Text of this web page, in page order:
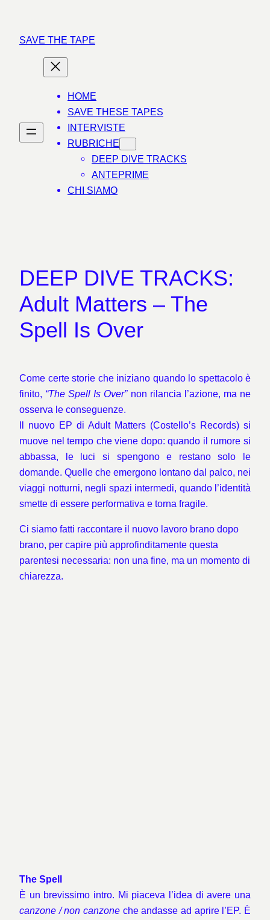
contenuto
SAVE THE TAPE
HOME
SAVE THESE TAPES
INTERVISTE
RUBRICHE
DEEP DIVE TRACKS
ANTEPRIME
CHI SIAMO
DEEP DIVE TRACKS:
Adult Matters – The
Spell Is Over
Come certe storie che iniziano quando lo spettacolo è
finito, “The Spell Is Over”non rilancia l’azione, ma ne
osserva le conseguenze.
Il nuovo EP di Adult Matters (Costello’s Records) si
muove nel tempo che viene dopo: quando il rumore si
abbassa, le luci si spengono e restano solo le
domande. Quelle che emergono lontano dal palco, nei
viaggi notturni, negli spazi intermedi, quando l’identità
smette di essere performativa e torna fragile.
Ci siamo fatti raccontare il nuovo lavoro brano dopo
brano, per capire più approfinditamente questa
parentesi necessaria: non una fine, ma un momento di
chiarezza.
The Spell
È un brevissimo intro. Mi piaceva l’idea di avere una
canzone / non canzone che andasse ad aprire l’EP. È